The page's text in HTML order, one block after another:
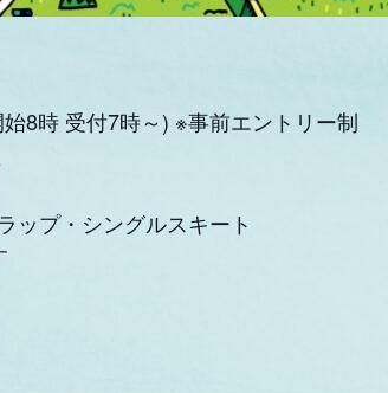
8時 受付7時～) ※事前エントリー制
ップ・シングルスキート